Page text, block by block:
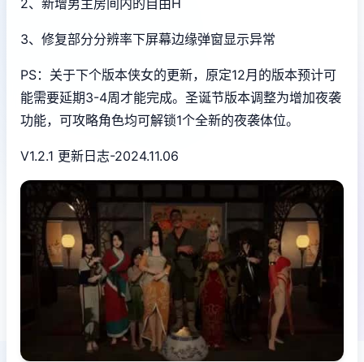
3、修复部分分辨率下屏幕边缘弹窗显示异常
PS：关于下个版本侠女的更新，原定12月的版本预计可
能需要延期3-4周才能完成。圣诞节版本调整为增加夜袭
功能，可攻略角色均可解锁1个全新的夜袭体位。
V1.2.1 更新日志-2024.11.06